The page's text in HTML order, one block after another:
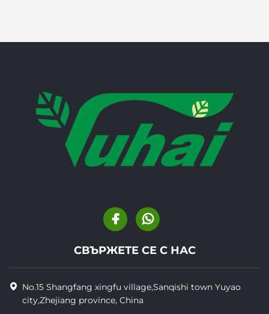
СВЪРЖЕТЕ СЕ С НАС
No.15 Shangfang xingfu village,Sanqishi town Yuyao
city,Zhejiang province, China